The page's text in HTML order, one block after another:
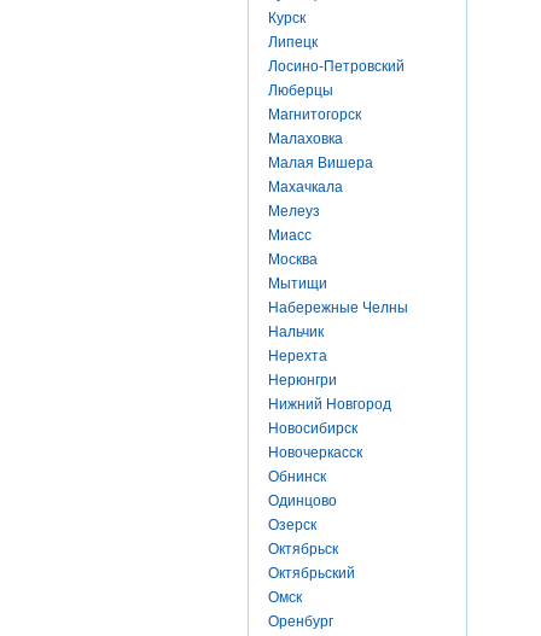
Курск
Липецк
Лосино-Петровский
Люберцы
Магнитогорск
Малаховка
Малая Вишера
Махачкала
Мелеуз
Миасс
Москва
Мытищи
Набережные Челны
Нальчик
Нерехта
Нерюнгри
Нижний Новгород
Новосибирск
Новочеркасск
Обнинск
Одинцово
Озерск
Октябрьск
Октябрьский
Омск
Оренбург